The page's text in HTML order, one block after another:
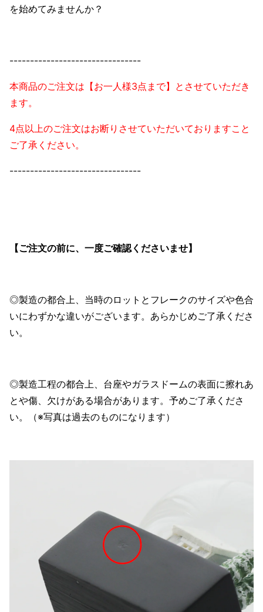
を始めてみませんか？
--------------------------------
本商品のご注文は【お一人様3点まで】とさせていただき
ます。
4点以上のご注文はお断りさせていただいておりますこと
ご了承ください。
--------------------------------
【ご注文の前に、一度ご確認くださいませ】
◎製造の都合上、当時のロットとフレークのサイズや色合
いにわずかな違いがございます。あらかじめご了承くださ
い。
◎製造工程の都合上、台座やガラスドームの表面に擦れあ
とや傷、欠けがある場合があります。予めご了承くださ
い。（※写真は過去のものになります）